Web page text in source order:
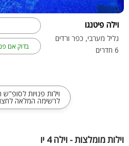
וילה פיטנגו
גליל מערבי, כפר ורדים
6 חדרים
בדוק אם
וילות פנויות לסופ"ש
לרשימה המלאה לחצו
וילות מומלצות - וילה 4 יו